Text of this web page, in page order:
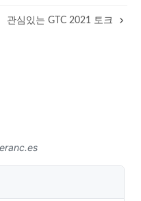
관심있는 GTC 2021 토크